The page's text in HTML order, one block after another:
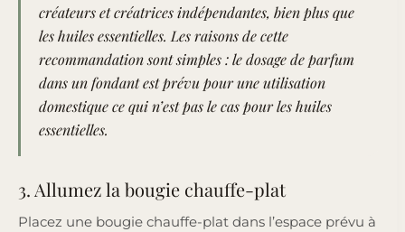
créateurs et créatrices indépendantes, bien plus que
les huiles essentielles. Les raisons de cette
recommandation sont simples : le dosage de parfum
dans un fondant est prévu pour une utilisation
domestique ce qui n’est pas le cas pour les huiles
essentielles.
3. Allumez la bougie chauffe-plat
Placez une bougie chauffe-plat dans l’espace prévu à